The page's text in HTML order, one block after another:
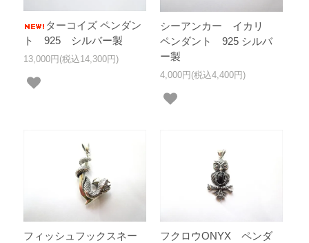
ターコイズ ペンダン
ト 925 シルバー製
13,000円(税込14,300円)
シーアンカー イカリ
ペンダント 925 シルバ
ー製
4,000円(税込4,400円)
フィッシュフックスネー
フクロウONYX ペンダ